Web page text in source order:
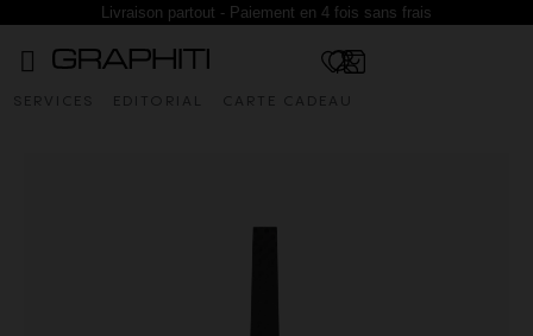
Livraison partout - Paiement en 4 fois sans frais
SERVICES EDITORIAL CARTE CADEAU